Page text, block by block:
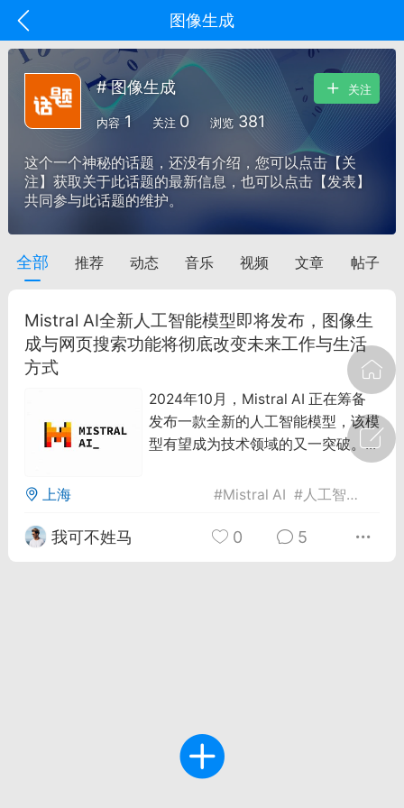
图像生成
29 10:10 电脑端 智狐AI工作台
中英翻译
#智狐AI工作台
聚合API
龙坤智创合作品牌
Max 的新默认模型，并成为
# 图像生成
内容 1 关注 0 浏览 381
关注
这个一个神秘的话题，还没有介绍，您可以点击【关
注】获取关于此话题的最新信息，也可以点击【发表】
共同参与此话题的维护。
全部 推荐 动态 音乐 视频 文章 帖子
Mistral AI全新人工智能模型即将发布，图像生
成与网页搜索功能将彻底改变未来工作与生活
方式
2024年10月，Mistral AI 正在筹备
发布一款全新的人工智能模型，该模
型有望成为技术领域的又一突破。...
上海 #Mistral AI # 人工智能模型
我可不姓马 0 5